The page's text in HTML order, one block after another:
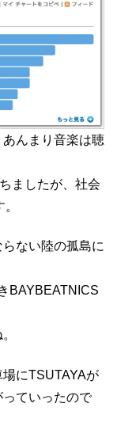
んまり音楽は聴
ましたが、社会
ない陸の孤島に
BAYBEATNICS
にTSUTAYAが
ていったので